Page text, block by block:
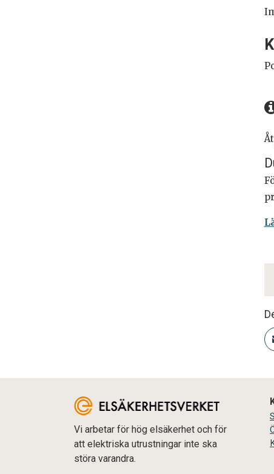
Vi arbetar för hög elsäkerhet och för
att elektriska utrustningar inte ska
störa varandra.